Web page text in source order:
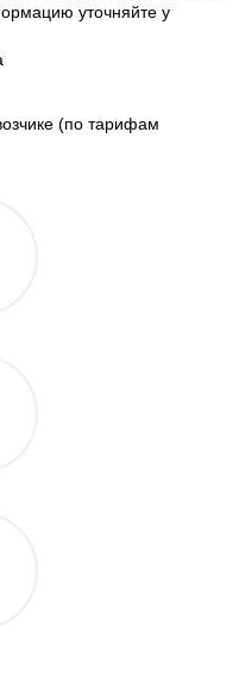
уточняйте у
(по тарифам